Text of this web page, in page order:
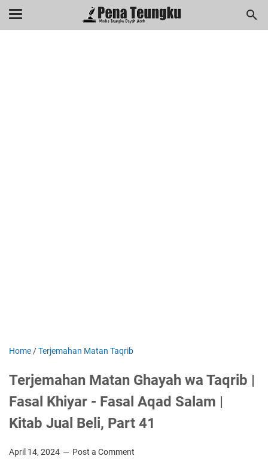
menuj
Home /Terjemahan Matan Taqrib
Terjemahan Matan Ghayah wa Taqrib |
Fasal Khiyar - Fasal Aqad Salam |
Kitab Jual Beli, Part 41
April 14, 2024 Post a Comment